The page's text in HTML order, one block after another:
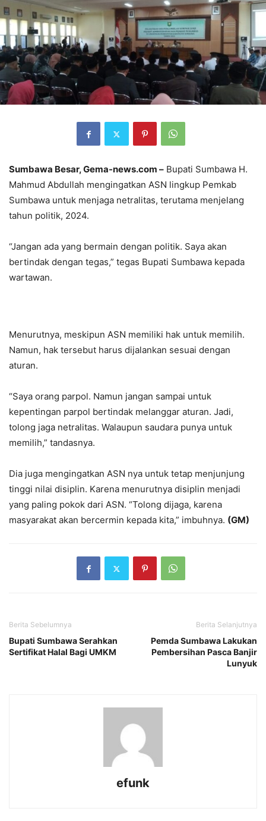
Sumbawa Besar, Gema-news.com – Bupati Sumbawa H.
Mahmud Abdullah mengingatkan ASN lingkup Pemkab
Sumbawa untuk menjaga netralitas, terutama menjelang
tahun politik, 2024.
“Jangan ada yang bermain dengan politik. Saya akan
bertindak dengan tegas,” tegas Bupati Sumbawa kepada
wartawan.
Menurutnya, meskipun ASN memiliki hak untuk memilih.
Namun, hak tersebut harus dijalankan sesuai dengan
aturan.
“Saya orang parpol. Namun jangan sampai untuk
kepentingan parpol bertindak melanggar aturan. Jadi,
tolong jaga netralitas. Walaupun saudara punya untuk
memilih,” tandasnya.
Dia juga mengingatkan ASN nya untuk tetap menjunjung
tinggi nilai disiplin. Karena menurutnya disiplin menjadi
yang paling pokok dari ASN. “Tolong dijaga, karena
masyarakat akan bercermin kepada kita,” imbuhnya. (GM)
Berita Sebelumnya
Bupati Sumbawa Serahkan
Sertifikat Halal Bagi UMKM
Berita Selanjutnya
Pemda Sumbawa Lakukan
Pembersihan Pasca Banjir
Lunyuk
efunk